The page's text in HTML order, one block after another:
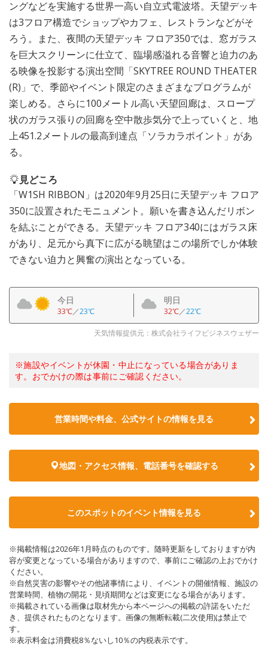
ングなどを実施する世界一高い自立式電波塔。天望デッキ
は3フロア構造でショップやカフェ、レストランなどがそ
ろう。また、夜間の天望デッキ フロア350では、窓ガラス
を巨大スクリーンに仕立て、臨場感溢れる音響と迫力のあ
る映像を投影する演出空間「SKYTREE ROUND THEATER
(R)」で、季節やイベント限定のさまざまなプログラムが
楽しめる。さらに100メートル高い天望回廊は、スロープ
状のガラス張りの回廊を空中散歩気分で上っていくと、地
上451.2メートルの最高到達点「ソラカラポイント」があ
る。
見どころ
「W1SH RIBBON」は2020年9月25日に天望デッキ フロア
350に設置されたモニュメント。願いを書き込んだリボン
を結ぶことができる。天望デッキ フロア340にはガラス床
があり、足元から真下に広がる眺望はこの場所でしか体験
できない迫力と興奮の演出となっている。
今日
33℃／23℃
明日
32℃／22℃
天気情報提供元：株式会社ライフビジネスウェザー
※施設やイベントが休園・中止になっている場合がありま
す。おでかけの際は事前にご確認ください。
営業時間や料金、公式サイトの情報を見る
地図・アクセス情報、電話番号を確認する
このスポットのイベント情報を見る
※掲載情報は2026年1月時点のものです。随時更新をしておりますが内
容が変更となっている場合がありますので、事前にご確認の上おでかけ
ください。
※自然災害の影響やその他諸事情により、イベントの開催情報、施設の
営業時間、植物の開花・見頃期間などは変更になる場合があります。
※掲載されている画像は取材先から本ページへの掲載の許諾をいただ
き、提供されたものとなります。画像の無断転載(二次使用)は禁止で
す。
※表示料金は消費税8％ないし10％の内税表示です。